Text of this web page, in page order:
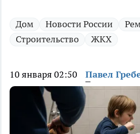
Дом Новости России
Строительство
ЖКХ
10 января 02:50 Павел